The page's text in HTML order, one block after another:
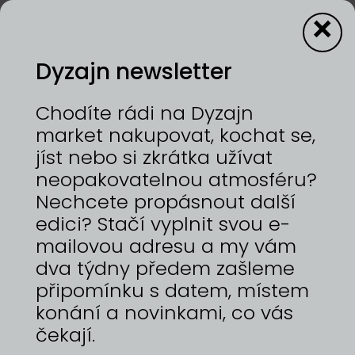
1—2/8/2026 | HOLEŠOVICKÁ TRŽNICE
CZ Značka yule se zaměřuje na tvorbu kvalitních
a nadčasových střihů, které si oblíbí každý.
Oblečení je ušité z pečlivě vybraných materiálů a
při výrobě je mu věnována speciální péče s
důrazem na kvalitu zpracování. Pokud hledáte
pánské basic kousky v mnoha barvách bez
potisku, jste na správné adrese! :) Kromě
základních kousků pánského šatníku se
zaměřujeme především na dámskou módu
volnějších střihů. Tvoříme menší kolekce a nižší
počty kusů oblečení, které Vašemu šatníku
vdechnou novou energii. Sice nepodléháme
posledním výstřelkům módních trendů, za to
sbíráme inspiraci mezi nestárnoucí klasikou, které
Dyzajn newsletter
Chodíte rádi na Dyzajn
market nakupovat, kochat se,
jíst nebo si zkrátka užívat
neopakovatelnou atmosféru?
Nechcete propásnout další
edici? Stačí vyplnit svou e-
mailovou adresu a my vám
dva týdny předem zašleme
připomínku s datem, místem
konání a novinkami, co vás
čekají.
×